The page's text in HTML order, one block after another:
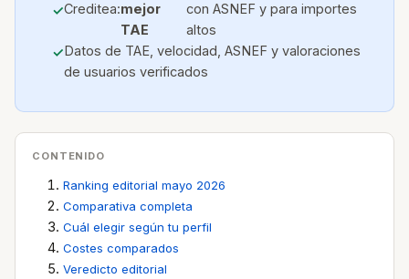
Creditea:mejor
TAE
con ASNEF y para importes
altos
Datos de TAE, velocidad, ASNEF y valoraciones
de usuarios verificados
CONTENIDO
Ranking editorial mayo 2026
Comparativa completa
Cuál elegir según tu perfil
Costes comparados
Veredicto editorial